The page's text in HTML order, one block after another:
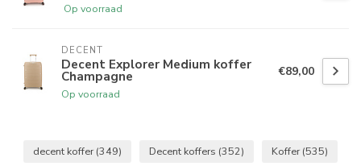
Op voorraad
DECENT
Decent Explorer Medium koffer
Champagne
Op voorraad
€89,00
decent koffer (349) Decent koffers (352) Koffer (535)